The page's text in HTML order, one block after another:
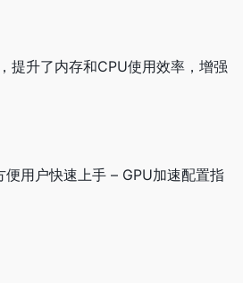
提升了内存和CPU使用效率，增强
用户快速上手 – GPU加速配置指